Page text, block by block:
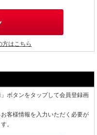
方はこちら
ボタンをタップして会員登録画
客様情報を入力いただく必要が
。